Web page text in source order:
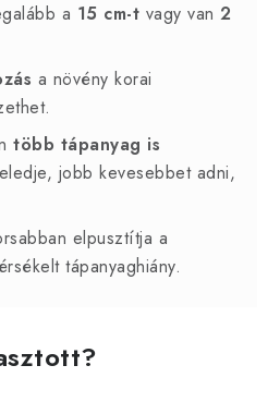
a 15 cm-t vagy van 2
a növény korai
több tápanyag is
jobb kevesebbet adni,
elpusztítja a
tápanyaghiány.